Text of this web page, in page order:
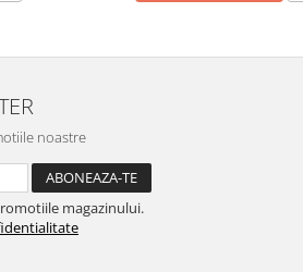
noastre
magazinului.